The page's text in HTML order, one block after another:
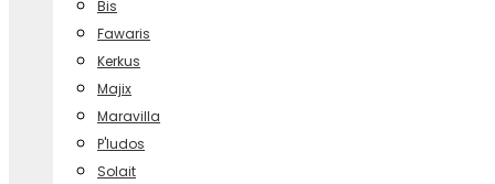
Bis
Fawaris
Kerkus
Majix
Maravilla
P'ludos
Solait